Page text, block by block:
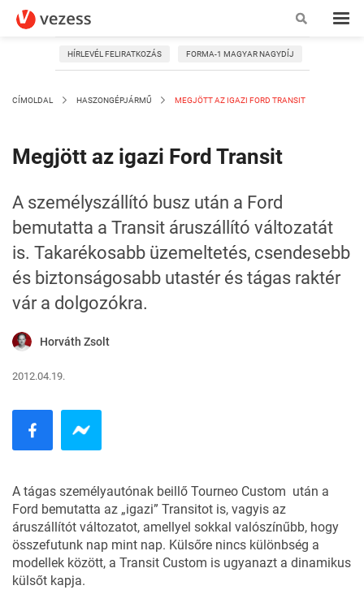
HÍRLEVÉL FELIRATKOZÁS FORMA-1 MAGYAR NAGYDÍJ
CÍMOLDAL HASZONGÉPJÁRMŰ MEGJÖTT AZ IGAZI FORD TRANSIT
Megjött az igazi Ford Transit
A személyszállító busz után a Ford
bemutatta a Transit áruszállító változatát
is. Takarékosabb üzemeltetés, csendesebb
és biztonságosabb utastér és tágas raktér
vár a dolgozókra.
Horváth Zsolt
2012.04.19.
A tágas személyautónak beillő Tourneo Custom után a
Ford bemutatta az „igazi” Transitot is, vagyis az
áruszállítót változatot, amellyel sokkal valószínűbb, hogy
összefutunk nap mint nap. Külsőre nincs különbség a
modellek között, a Transit Custom is ugyanazt a dinamikus
külsőt kapja.